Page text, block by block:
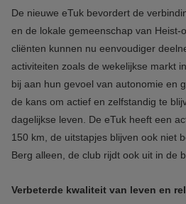
De nieuwe eTuk bevordert de
en de lokale gemeenschap van Heist-
cliënten kunnen nu eenvoudiger
activiteiten zoals de wekelijkse markt
bij aan hun gevoel van autonomie en
de kans om actief en zelfstandig te
dagelijkse leven. De eTuk heeft een
150 km, de uitstapjes blijven ook niet
Berg alleen, de club rijdt ook uit in de
Verbeterde kwaliteit van leven en